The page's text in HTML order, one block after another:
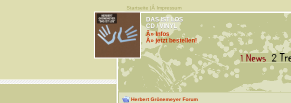
Startseite |Â Impressum
DAS IST LOS
CD / VINYL
Â» Infos
Â» jetzt bestellen!
Herbert Grönemeyer Forum